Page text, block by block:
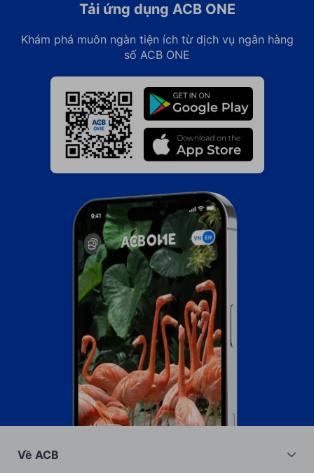
Tải ứng dụng ACB ONE
Khám phá muôn ngàn tiện ích từ dịch vụ ngân hàng
số ACB ONE
Về ACB